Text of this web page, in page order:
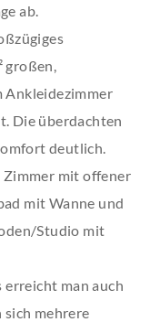
ab.
großen,
Ankleidezimmer
Die überdachten
deutlich.
Zimmer mit offener
mit Wanne und
Studio mit
man auch
mehrere